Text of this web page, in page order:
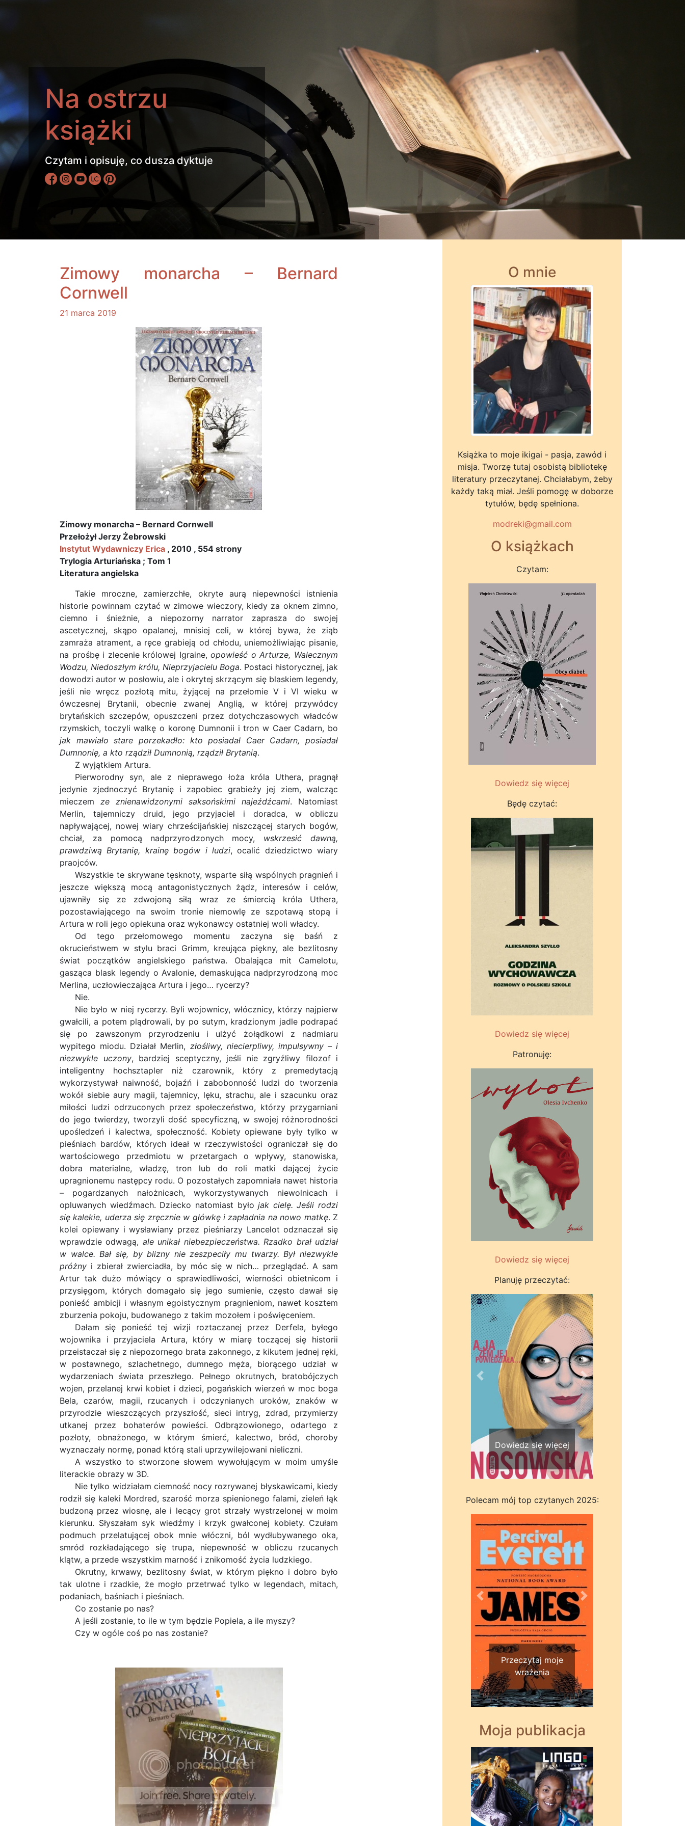
Na ostrzu
książki
Czytam i opisuję, co dusza dyktuje
Zimowy monarcha – Bernard
Cornwell
21 marca 2019
Zimowy monarcha – Bernard Cornwell
Przełożył Jerzy Żebrowski
Instytut Wydawniczy Erica , 2010 , 554 strony
Trylogia Arturiańska ; Tom 1
Literatura angielska
Takie mroczne, zamierzchłe, okryte aurą niepewności istnienia
historie powinnam czytać w zimowe wieczory, kiedy za oknem zimno,
ciemno i śnieżnie, a niepozorny narrator zaprasza do swojej
ascetycznej, skąpo opalanej, mnisiej celi, w której bywa, że ziąb
zamraża atrament, a ręce grabieją od chłodu, uniemożliwiając pisanie,
na prośbę i zlecenie królowej Igraine,opowieść o Arturze, Walecznym
Wodzu, Niedoszłym królu, Nieprzyjacielu Boga. Postaci historycznej, jak
dowodzi autor w posłowiu, ale i okrytej skrzącym się blaskiem legendy,
jeśli nie wręcz pozłotą mitu, żyjącej na przełomie V i VI wieku w
ówczesnej Brytanii, obecnie zwanej Anglią, w której przywódcy
brytańskich szczepów, opuszczeni przez dotychczasowych władców
rzymskich, toczyli walkę o koronę Dumnonii i tron w Caer Cadarn, bo
jak mawiało stare porzekadło: kto posiadał Caer Cadarn, posiadał
Dumnonię, a kto rządził Dumnonią, rządził Brytanią.
Z wyjątkiem Artura.
Pierworodny syn, ale z nieprawego łoża króla Uthera, pragnął
jedynie zjednoczyć Brytanię i zapobiec grabieży jej ziem, walcząc
mieczem ze znienawidzonymi saksońskimi najeźdźcami. Natomiast
Merlin, tajemniczy druid, jego przyjaciel i doradca, w obliczu
napływającej, nowej wiary chrześcijańskiej niszczącej starych bogów,
chciał, za pomocą nadprzyrodzonych mocy, wskrzesić dawną,
prawdziwą Brytanię, krainę bogów i ludzi, ocalić dziedzictwo wiary
praojców.
Wszystkie te skrywane tęsknoty, wsparte siłą wspólnych pragnień i
jeszcze większą mocą antagonistycznych żądz, interesów i celów,
ujawniły się ze zdwojoną siłą wraz ze śmiercią króla Uthera,
pozostawiającego na swoim tronie niemowlę ze szpotawą stopą i
Artura w roli jego opiekuna oraz wykonawcy ostatniej woli władcy.
Od tego przełomowego momentu zaczyna się baśń z
okrucieństwem w stylu braci Grimm, kreująca piękny, ale bezlitosny
świat początków angielskiego państwa. Obalająca mit Camelotu,
gasząca blask legendy o Avalonie, demaskująca nadprzyrodzoną moc
Merlina, uczłowieczająca Artura i jego… rycerzy?
Nie.
Nie było w niej rycerzy. Byli wojownicy, włócznicy, którzy najpierw
gwałcili, a potem plądrowali, by po sutym, kradzionym jadle podrapać
się po zawszonym przyrodzeniu i ulżyć żołądkowi z nadmiaru
wypitego miodu. Działał Merlin, złośliwy, niecierpliwy, impulsywny – i
niezwykle uczony, bardziej sceptyczny, jeśli nie zgryźliwy filozof i
inteligentny hochsztapler niż czarownik, który z premedytacją
wykorzystywał naiwność, bojaźń i zabobonność ludzi do tworzenia
wokół siebie aury magii, tajemnicy, lęku, strachu, ale i szacunku oraz
miłości ludzi odrzuconych przez społeczeństwo, którzy przygarniani
do jego twierdzy, tworzyli dość specyficzną, w swojej różnorodności
upośledzeń i kalectwa, społeczność. Kobiety opiewane były tylko w
pieśniach bardów, których ideał w rzeczywistości ograniczał się do
wartościowego przedmiotu w przetargach o wpływy, stanowiska,
dobra materialne, władzę, tron lub do roli matki dającej życie
upragnionemu następcy rodu. O pozostałych zapomniała nawet historia
– pogardzanych nałożnicach, wykorzystywanych niewolnicach i
opluwanych wiedźmach. Dziecko natomiast byłojak cielę. Jeśli rodzi
się kalekie, uderza się zręcznie w główkę i zapładnia na nowo matkę. Z
kolei opiewany i wysławiany przez pieśniarzy Lancelot odznaczał się
wprawdzie odwagą, ale unikał niebezpieczeństwa. Rzadko brał udział
w walce. Bał się, by blizny nie zeszpeciły mu twarzy. Był niezwykle
próżny i zbierał zwierciadła, by móc się w nich… przeglądać. A sam
Artur tak dużo mówiący o sprawiedliwości, wierności obietnicom i
przysięgom, których domagało się jego sumienie, często dawał się
ponieść ambicji i własnym egoistycznym pragnieniom, nawet kosztem
zburzenia pokoju, budowanego z takim mozołem i poświęceniem.
Dałam się ponieść tej wizji roztaczanej przez Derfela, byłego
wojownika i przyjaciela Artura, który w miarę toczącej się historii
przeistaczał się z niepozornego brata zakonnego, z kikutem jednej ręki,
w postawnego, szlachetnego, dumnego męża, biorącego udział w
wydarzeniach świata przeszłego. Pełnego okrutnych, bratobójczych
wojen, przelanej krwi kobiet i dzieci, pogańskich wierzeń w moc boga
Bela, czarów, magii, rzucanych i odczynianych uroków, znaków w
przyrodzie wieszczących przyszłość, sieci intryg, zdrad, przymierzy
utkanej przez bohaterów powieści. Odbrązowionego, odartego z
pozłoty, obnażonego, w którym śmierć, kalectwo, bród, choroby
wyznaczały normę, ponad którą stali uprzywilejowani nieliczni.
A wszystko to stworzone słowem wywołującym w moim umyśle
literackie obrazy w 3D.
Nie tylko widziałam ciemność nocy rozrywanej błyskawicami, kiedy
rodził się kaleki Mordred, szarość morza spienionego falami, zieleń łąk
budzoną przez wiosnę, ale i lecący grot strzały wystrzelonej w moim
kierunku. Słyszałam syk wiedźmy i krzyk gwałconej kobiety. Czułam
podmuch przelatującej obok mnie włóczni, ból wydłubywanego oka,
smród rozkładającego się trupa, niepewność w obliczu rzucanych
klątw, a przede wszystkim marność i znikomość życia ludzkiego.
Okrutny, krwawy, bezlitosny świat, w którym piękno i dobro było
tak ulotne i rzadkie, że mogło przetrwać tylko w legendach, mitach,
podaniach, baśniach i pieśniach.
Co zostanie po nas?
A jeśli zostanie, to ile w tym będzie Popiela, a ile myszy?
Czy w ogóle coś po nas zostanie?
O mnie
Książka to moje ikigai - pasja, zawód i
misja. Tworzę tutaj osobistą bibliotekę
literatury przeczytanej. Chciałabym, żeby
każdy taką miał. Jeśli pomogę w doborze
tytułów, będę spełniona.
modreki@gmail.com
O książkach
Czytam:
Dowiedz się więcej
Będę czytać:
Dowiedz się więcej
Patronuję:
Dowiedz się więcej
Planuję przeczytać:
Dowiedz się więcej
Wstecz Dalej
Polecam mój top czytanych 2025:
Przeczytaj moje
wrażenia
Wstecz Dalej
Moja publikacja